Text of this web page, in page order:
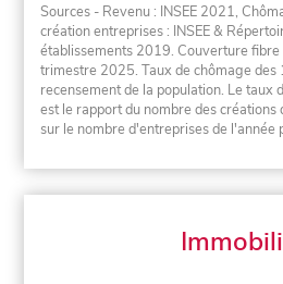
Sources - Revenu : INSEE 2021,
création entreprises : INSEE &
établissements 2019. Couverture fibre
trimestre 2025. Taux de chômage des
recensement de la population. Le taux
est le rapport du nombre des
sur le nombre d'entreprises de l'année